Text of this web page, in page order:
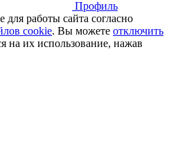
Профиль
работы сайта согласно
cookie. Вы можете отключить
на их использование, нажав